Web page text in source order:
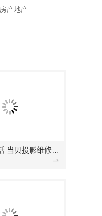
房产地产
当贝售后电话 当贝投影维修网点 F1 F3无法开机